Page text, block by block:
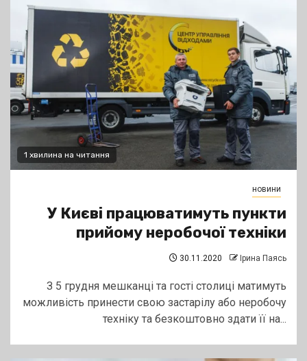
1 хвилина на читання
новини
У Києві працюватимуть пункти
прийому неробочої техніки
30.11.2020 Ірина Паясь
З 5 грудня мешканці та гості столиці матимуть
можливість принести свою застарілу або неробочу
техніку та безкоштовно здати її на...